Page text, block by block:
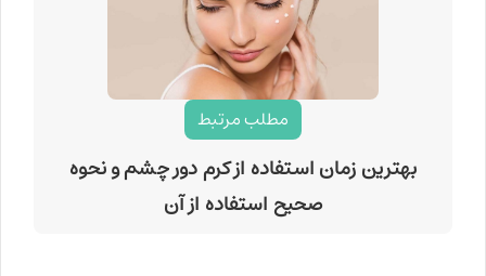
مطلب مرتبط
بهترین زمان استفاده از کرم دور چشم و نحوه
صحیح استفاده از آن